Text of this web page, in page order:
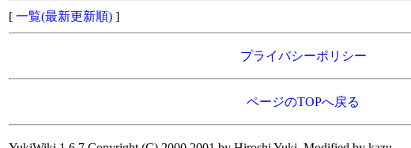
[一覧(最新更新順) ]
プライバシーポリシー
ページのTOPへ戻る